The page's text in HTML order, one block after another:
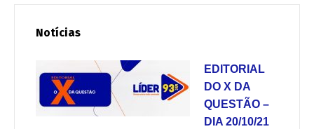
Notícias
EDITORIAL
DO X DA
QUESTÃO –
DIA 20/10/21